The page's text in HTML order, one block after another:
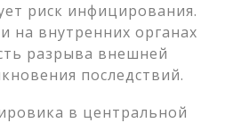
риск инфицирования.
на внутренних органах
разрыва внешней
последствий.
в центральной